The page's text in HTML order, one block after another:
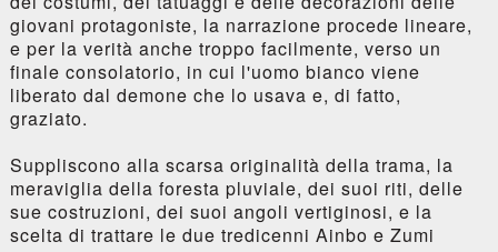
giovani protagoniste, la narrazione procede lineare,
e per la verità anche troppo facilmente, verso un
finale consolatorio, in cui l'uomo bianco viene
liberato dal demone che lo usava e, di fatto,
graziato.
Suppliscono alla scarsa originalità della trama, la
meraviglia della foresta pluviale, dei suoi riti, delle
sue costruzioni, dei suoi angoli vertiginosi, e la
scelta di trattare le due tredicenni Ainbo e Zumi